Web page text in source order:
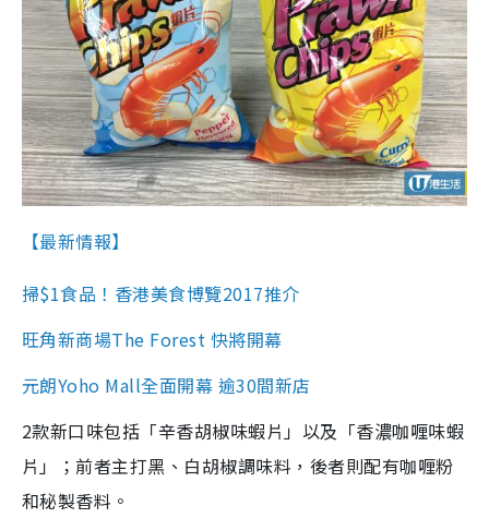
【最新情報】
掃$1食品！香港美食博覽2017推介
旺角新商場The Forest 快將開幕
元朗Yoho Mall全面開幕 逾30間新店
2款新口味包括「辛香胡椒味蝦片」以及「香濃咖喱味蝦
片」；前者主打黑、白胡椒調味料，後者則配有咖喱粉
和秘製香料。